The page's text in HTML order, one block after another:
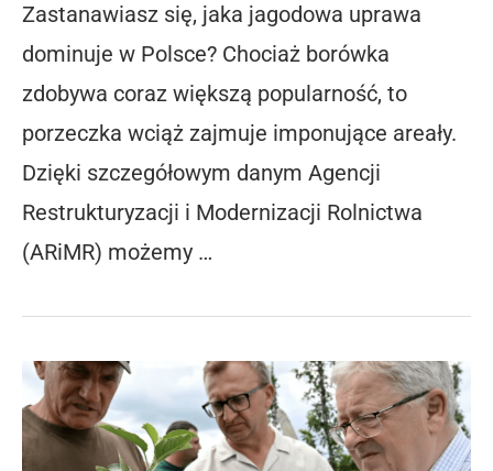
Zastanawiasz się, jaka jagodowa uprawa
dominuje w Polsce? Chociaż borówka
zdobywa coraz większą popularność, to
porzeczka wciąż zajmuje imponujące areały.
Dzięki szczegółowym danym Agencji
Restrukturyzacji i Modernizacji Rolnictwa
(ARiMR) możemy …